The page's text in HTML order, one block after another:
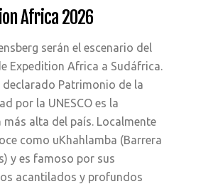
Africa 2026
serán el escenario del
Expedition Africa a Sudáfrica.
declarado Patrimonio de la
por la UNESCO es la
más alta del país. Localmente
como uKhahlamba (Barrera
y es famoso por sus
acantilados y profundos